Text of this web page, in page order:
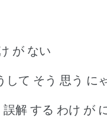
が ない
して そう 思う に
解 する わけ が